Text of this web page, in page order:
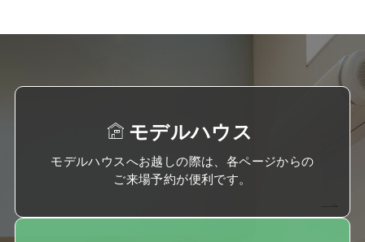
モデルハウス
モデルハウスへお越しの際は、各ページからの
ご来場予約が便利です。